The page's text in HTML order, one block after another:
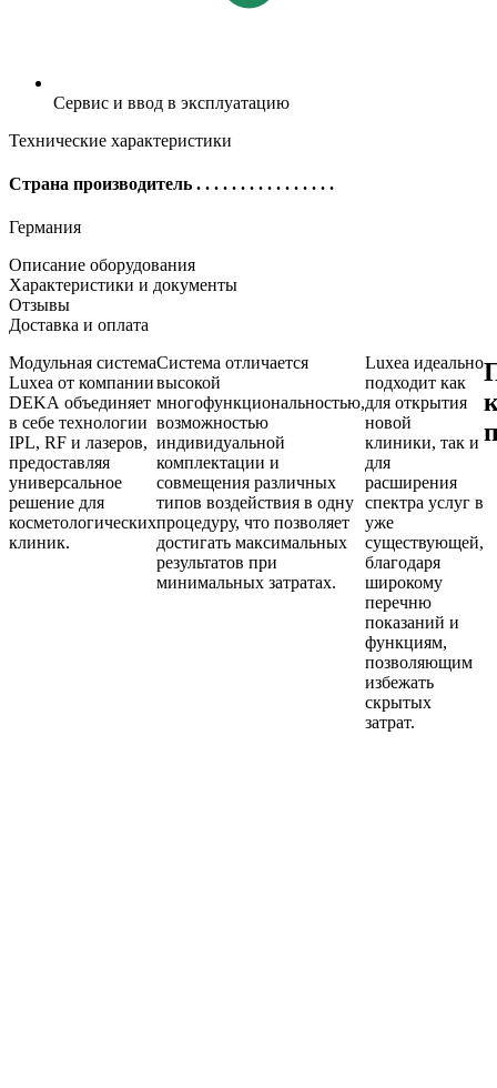
Сервис и ввод в эксплуатацию
Технические характеристики
Страна производитель . . . . . . . . . . . . . . . .
Германия
Описание оборудования
Характеристики и документы
Отзывы
Доставка и оплата
Модульная система
Luxea от компании
DEKA объединяет
в себе технологии
IPL, RF и лазеров,
предоставляя
универсальное
решение для
косметологических
клиник.
Система отличается
высокой
многофункциональностью,
возможностью
индивидуальной
комплектации и
совмещения различных
типов воздействия в одну
процедуру, что позволяет
достигать максимальных
результатов при
минимальных затратах.
Luxea идеально
подходит как
для открытия
новой
клиники, так и
для
расширения
спектра услуг в
уже
существующей,
благодаря
широкому
перечню
показаний и
функциям,
позволяющим
избежать
скрытых
затрат.